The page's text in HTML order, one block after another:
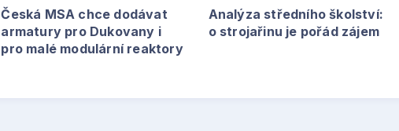
Česká MSA chce dodávat
armatury pro Dukovany i
pro malé modulární reaktory
Analýza středního školství:
o strojařinu je pořád zájem